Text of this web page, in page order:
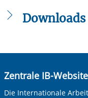
Downloads
Zentrale IB-
Die Internationale